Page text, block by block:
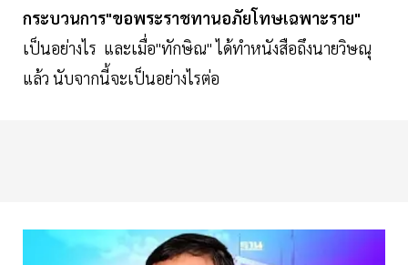
กระบวนการ"ขอพระราชทานอภัยโทษเฉพาะราย"
เป็นอย่างไร และเมื่อ"ทักษิณ" ได้ทำหนังสือถึงนายวิษณุ
แล้ว นับจากนี้จะเป็นอย่างไรต่อ